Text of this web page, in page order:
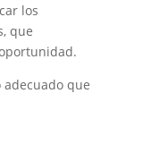
los
que
que